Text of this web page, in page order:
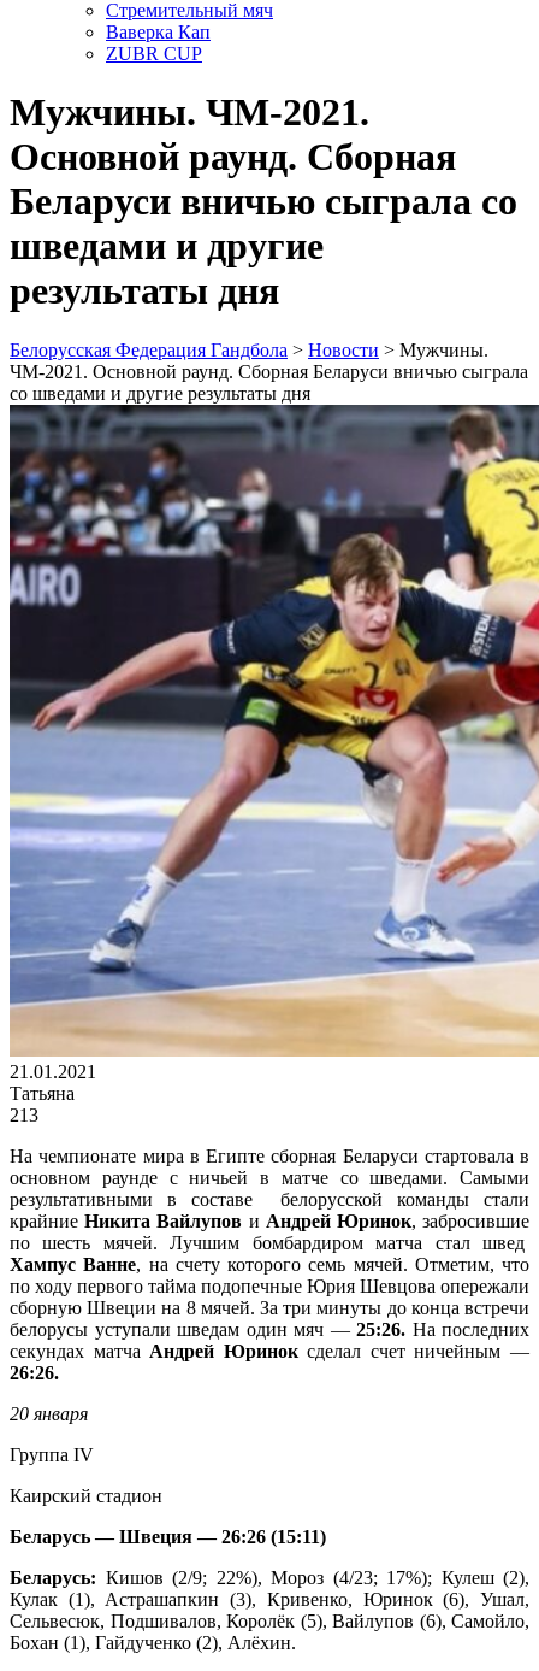
Стремительный мяч
Ваверка Кап
ZUBR CUP
Мужчины. ЧМ-2021.
Основной раунд. Сборная
Беларуси вничью сыграла со
шведами и другие
результаты дня
Белорусская Федерация Гандбола > Новости > Мужчины.
ЧМ-2021. Основной раунд. Сборная Беларуси вничью сыграла
со шведами и другие результаты дня
21.01.2021
Татьяна
213
На чемпионате мира в Египте сборная Беларуси стартовала в
основном раунде с ничьей в матче со шведами. Самыми
результативными в составе белорусской команды стали
крайниеНикита Вайлупов и Андрей Юринок, забросившие
по шесть мячей. Лучшим бомбардиром матча стал швед
Хампус Ванне, на счету которого семь мячей. Отметим, что
по ходу первого тайма подопечные Юрия Шевцова опережали
сборную Швеции на 8 мячей. За три минуты до конца встречи
белорусы уступали шведам один мяч — 25:26. На последних
секундах матча Андрей Юриноксделал счет ничейным —
26:26.
20 января
Группа IV
Каирский стадион
Беларусь — Швеция — 26:26 (15:11)
Беларусь: Кишов (2/9; 22%), Мороз (4/23; 17%); Кулеш (2),
Кулак (1), Астрашапкин (3), Кривенко, Юринок (6), Ушал,
Сельвесюк, Подшивалов, Королёк (5), Вайлупов (6), Самойло,
Бохан (1), Гайдученко (2), Алёхин.